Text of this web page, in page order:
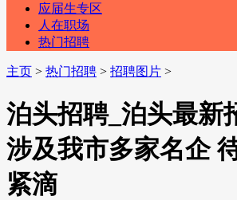
应届生专区
人在职场
热门招聘
主页 > 热门招聘 > 招聘图片 >
泊头招聘_泊头最新
涉及我市多家名企
紧滴